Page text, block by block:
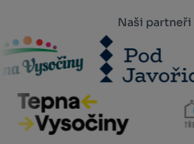
Naši partneři